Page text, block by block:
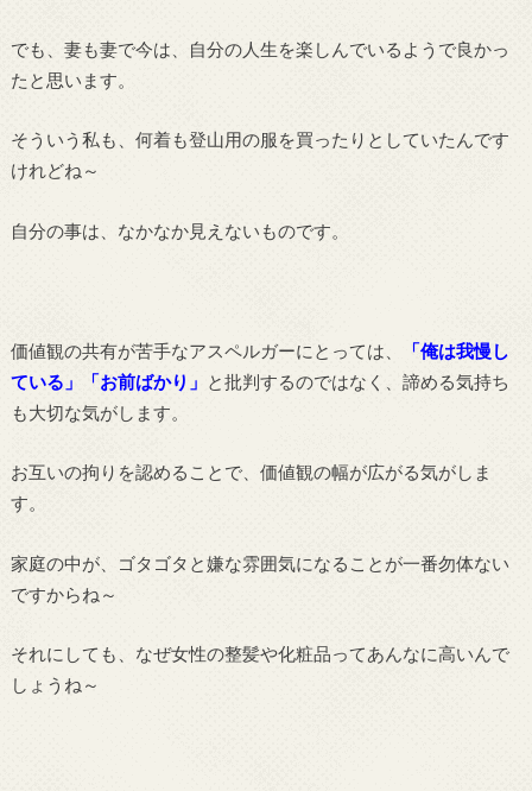
でも、妻も妻で今は、自分の人生を楽しんでいるようで良かっ
たと思います。
そういう私も、何着も登山用の服を買ったりとしていたんです
けれどね～
自分の事は、なかなか見えないものです。
価値観の共有が苦手なアスペルガーにとっては、
「俺は我慢し
ている」「お前ばかり」 と批判するのではなく、諦める気持ち
も大切な気がします。
お互いの拘りを認めることで、価値観の幅が広がる気がしま
す。
家庭の中が、ゴタゴタと嫌な雰囲気になることが一番勿体ない
ですからね～
それにしても、なぜ女性の整髪や化粧品ってあんなに高いんで
しょうね～